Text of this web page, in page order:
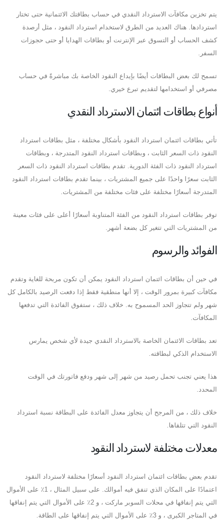
يتم تخزين مكافآت الاسترداد النقدي في حساب بطاقتك الائتمانية حتى تختار
استردادها. هناك العديد من الطرق لاستخدام استرداد النقود ، مثل أرصدة
كشف الحساب أو التسوق عبر الإنترنت أو بطاقات الهدايا أو حتى حجوزات
السفر.
تسمح لك بعض البطاقات أيضًا بإيداع النقود الخاصة بك مباشرةً في حساب
مصرفي أو استخدامها لتقديم تبرع خيري.
أنواع بطاقات ائتمان الاسترداد النقدي
تأتي بطاقات ائتمان استرداد النقود بأشكال مختلفة ، مثل بطاقات استرداد
النقود ذات السعر الثابت ، وبطاقات استرداد النقود المتدرجة ، وبطاقات
استرداد النقود ذات الفئة الدورية. تقدم بطاقات استرداد النقود ذات السعر
الثابت سعرًا واحدًا على جميع المشتريات ، بينما تقدم بطاقات استرداد النقود
المتدرجة أسعارًا مختلفة على فئات مختلفة من المشتريات.
توفر بطاقات استرداد النقود من الفئة المتناوبة أسعارًا أعلى على فئات معينة
من المشتريات التي تتغير كل بضعة أشهر.
الفوائد والرسوم
في حين أن بطاقات ائتمان استرداد النقود يمكن أن تكون مربحة للغاية وتقدم
مكافآت كبيرة بمرور الوقت ، إلا أنها منطقية فقط إذا دفعت الرصيد بالكامل كل
شهر ولم تتجاوز الحد المسموح به. خلاف ذلك ، ستفوق الفائدة التي تدفعها
المكافآت.
تعد بطاقات الائتمان الخاصة بالاسترداد النقدي جيدة لأي شخص يمارس
الاستخدام الذكي لبطاقته.
هذا يعني تجنب تحمل رصيد من شهر إلى شهر ودفع فاتورتك في الوقت
المحدد.
خلاف ذلك ، من المرجح أن يتجاوز معدل الفائدة على البطاقة نسبة استرداد
النقود التي تتلقاها.
معدلات مختلفة لاسترداد النقود
تقدم بعض بطاقات ائتمان استرداد النقود أسعارًا مختلفة لاسترداد النقود
اعتمادًا على المكان الذي تنفق فيه أموالك. على سبيل المثال ، 1٪ على الأموال
التي يتم إنفاقها في محلات السوبر ماركت ، و 2٪ على الأموال التي يتم إنفاقها
في المتاجر الكبرى ، و 3٪ على الأموال التي يتم إنفاقها على الطاقة.